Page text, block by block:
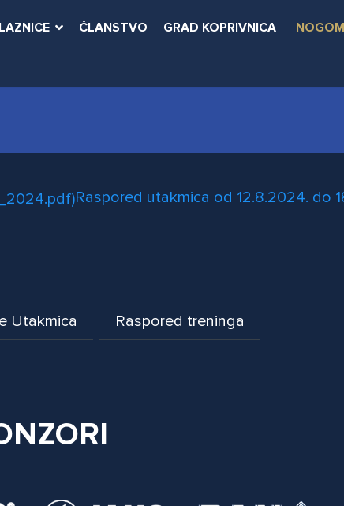
ČLANSTVO GRAD KOPRIVNICA
Raspored utakmica od 12.8.2024. do
Utakmica Raspored treninga